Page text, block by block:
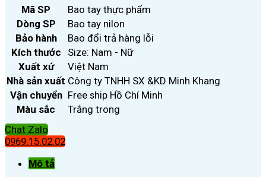
Mã SP
Bao tay thực phẩm
Dòng SP
Bao tay nilon
Bảo hành
Bao đổi trả hàng lỗi
Kích thước
Size: Nam - Nữ
Xuất xứ
Việt Nam
Nhà sản xuất Công ty TNHH SX &KD Minh Khang
Vận chuyển Free ship Hồ Chí Minh
Màu sắc
Trắng trong
Chat Zalo
0969.15.02.02
Mô tả